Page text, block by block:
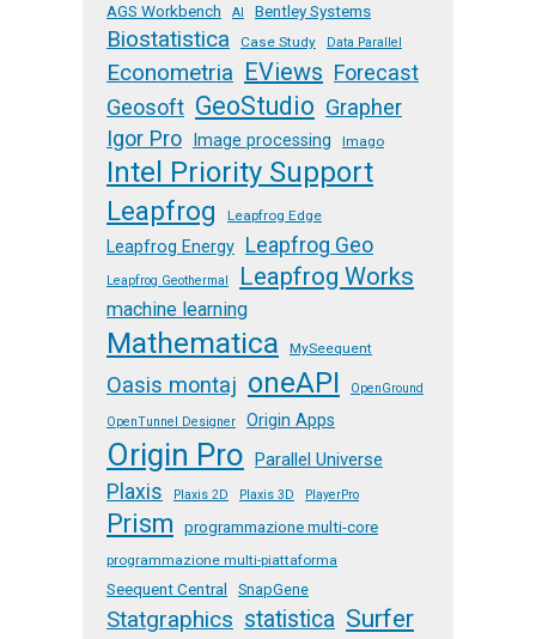
AGS Workbench AI Bentley Systems
Biostatistica Case Study Data Parallel
Econometria EViews Forecast
Geosoft GeoStudio Grapher
Igor Pro
Image processing Imago
Intel Priority Support
Leapfrog Leapfrog Edge
Leapfrog Energy Leapfrog Geo
Leapfrog Geothermal Leapfrog Works
machine learning
Mathematica MySeequent
Oasis montaj oneAPI OpenGround
OpenTunnel Designer Origin Apps
Origin Pro Parallel Universe
Plaxis Plaxis 2D Plaxis 3D PlayerPro
Prism programmazione multi-core
programmazione multi-piattaforma
Seequent Central SnapGene
Statgraphics statistica Surfer